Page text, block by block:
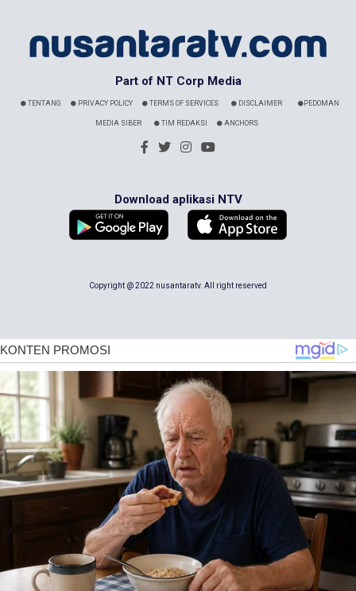
Part of NT Corp Media
TENTANG PRIVACY POLICY TERMS OF SERVICES DISCLAIMER PEDOMAN
MEDIA SIBER TIM REDAKSI ANCHORS
Download aplikasi NTV
Copyright @ 2022 nusantaratv. All right reserved